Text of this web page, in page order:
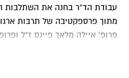
עבודת הד"ר בחנה את השתלבות
מתוך פרספקטיבה של תרבות
פרופ' איילה מלאך פיינס ז"ל
מצה"ל בסוף שנת
ומלמד באקדמיה בתחומים של